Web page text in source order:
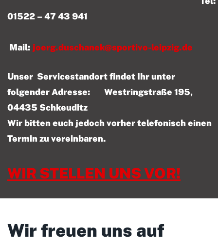
01522 – 47 43 941
Mail: joerg.duschanek@sportivo-leipzig.de
Unser Servicestandort findet Ihr unter
folgender Adresse: Westringstraße 195,
04435 Schkeuditz
Wir bitten euch jedoch vorher telefonisch einen
Termin zu vereinbaren.
WIR STELLEN UNS VOR!
Wir freuen uns auf